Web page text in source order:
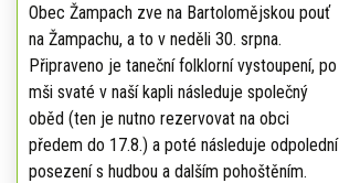
Obec Žampach zve na Bartolomějskou pouť
na Žampachu, a to v neděli 30. srpna.
Připraveno je taneční folklorní vystoupení, po
mši svaté v naší kapli následuje společný
oběd (ten je nutno rezervovat na obci
předem do 17.8.) a poté následuje odpolední
posezení s hudbou a dalším pohoštěním.